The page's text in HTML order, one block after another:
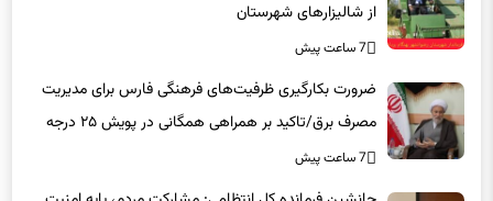
از شالیزارهای شهرستان
7 ساعت پیش
ضرورت بکارگیری ظرفیت‌های فرهنگی فارس برای مدیریت
مصرف برق/تاکید بر همراهی همگانی در پویش ۲۵ درجه
7 ساعت پیش